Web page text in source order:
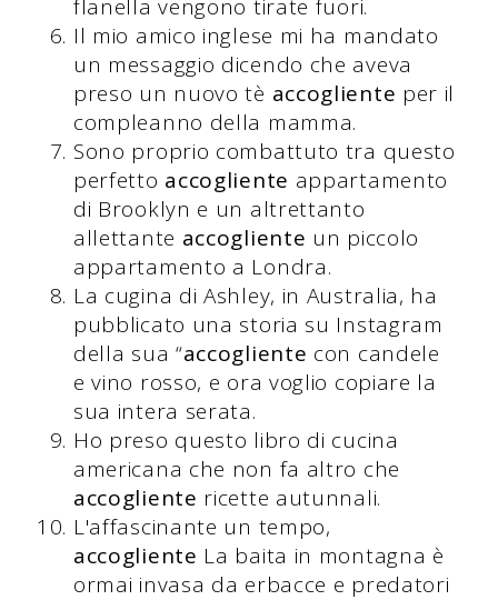
flanella vengono tirate fuori.
Il mio amico inglese mi ha mandato
un messaggio dicendo che aveva
preso un nuovo tè accogliente per il
compleanno della mamma.
Sono proprio combattuto tra questo
perfetto accogliente appartamento
di Brooklyn e un altrettanto
allettante accogliente un piccolo
appartamento a Londra.
La cugina di Ashley, in Australia, ha
pubblicato una storia su Instagram
della sua “accogliente con candele
e vino rosso, e ora voglio copiare la
sua intera serata.
Ho preso questo libro di cucina
americana che non fa altro che
accogliente ricette autunnali.
L'affascinante un tempo,
accogliente La baita in montagna è
ormai invasa da erbacce e predatori